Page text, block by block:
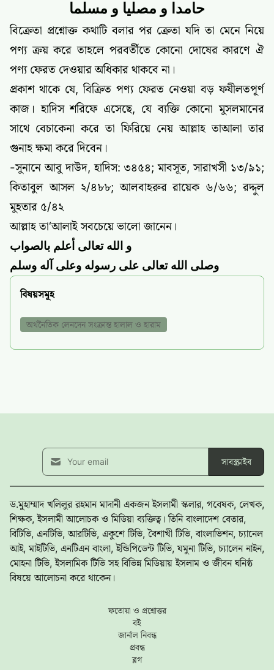
حامدا و مصليا و مسلما
বিক্রেতা প্রশ্নোক্ত কথাটি বলার পর ক্রেতা যদি তা মেনে নিয়ে
পণ্য ক্রয় করে তাহলে পরবর্তীতে কোনো দোষের কারণে ঐ
পণ্য ফেরত দেওয়ার অধিকার থাকবে না।
প্রকাশ থাকে যে, বিক্রিত পণ্য ফেরত নেওয়া বড় ফযীলতপূর্ণ
কাজ। হাদিস শরিফে এসেছে, যে ব্যক্তি কোনো মুসলমানের
সাথে বেচাকেনা করে তা ফিরিয়ে নেয় আল্লাহ তাআলা তার
গুনাহ ক্ষমা করে দিবেন।
-সুনানে আবু দাউদ, হাদিস: ৩৪৫৪; মাবসূত, সারাখসী ১৩/৯১;
কিতাবুল আসল ২/৪৮৮; আলবাহরুর রায়েক ৬/৬৬; রদ্দুল
মুহতার ৫/৪২
আল্লাহ তা‘আলাই সবচেয়ে ভালো জানেন।
و الله تعالى أعلم بالصواب
وصلى الله تعالى على رسوله وعلى آله وسلم
বিষয়সমূহ
অর্থনৈতিক লেনদেন সংক্রান্ত হালাল ও হারাম
সাবস্ক্রাইব
ড.মুহাম্মাদ খলিলুর রহমান মাদানী একজন ইসলামী স্কলার, গবেষক, লেখক,
শিক্ষক, ইসলামী আলোচক ও মিডিয়া ব্যক্তিত্ব। তিনি বাংলাদেশ বেতার,
বিটিভি, এনটিভি, আরটিভি, একুশে টিভি, বৈশাখী টিভি, বাংলাভিশন, চ্যানেল
আই, মাইটিভি, এনটিএন বাংলা, ইন্ডিপিডেন্ট টিভি, যমুনা টিভি, চ্যালেন নাইন,
মোহনা টিভি, ইসলামিক টিভি সহ বিভিন্ন মিডিয়ায় ইসলাম ও জীবন ঘনিষ্ঠ
বিষয়ে আলোচনা করে থাকেন।
ফতোয়া ও প্রশ্নোত্তর
বই
জার্নাল নিবন্ধ
প্রবন্ধ
ব্লগ